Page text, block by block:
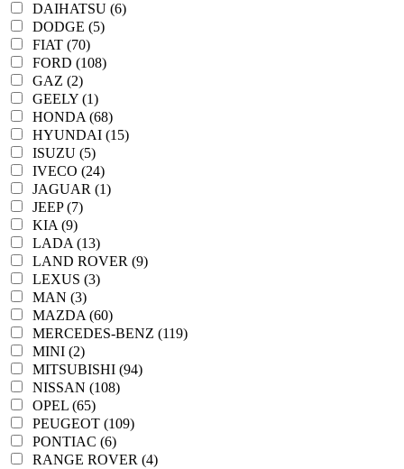
DAIHATSU (6)
DODGE (5)
FIAT (70)
FORD (108)
GAZ (2)
GEELY (1)
HONDA (68)
HYUNDAI (15)
ISUZU (5)
IVECO (24)
JAGUAR (1)
JEEP (7)
KIA (9)
LADA (13)
LAND ROVER (9)
LEXUS (3)
MAN (3)
MAZDA (60)
MERCEDES-BENZ (119)
MINI (2)
MITSUBISHI (94)
NISSAN (108)
OPEL (65)
PEUGEOT (109)
PONTIAC (6)
RANGE ROVER (4)